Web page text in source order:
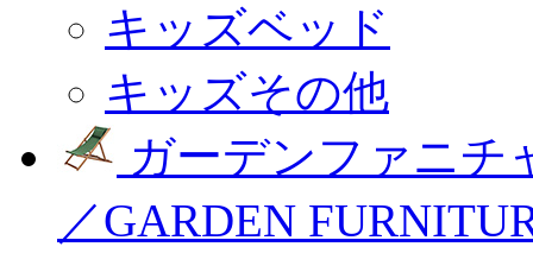
キッズベッド
キッズその他
ガーデンファニチ
／GARDEN